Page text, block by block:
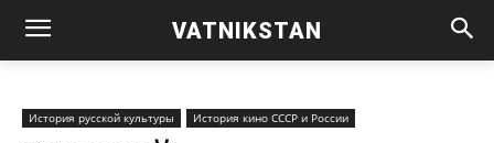
VATNIKSTAN
История русской культуры История кино СССР и России